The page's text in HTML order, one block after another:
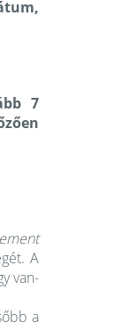
7
A
van-
a